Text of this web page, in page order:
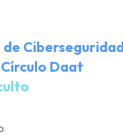
Daat